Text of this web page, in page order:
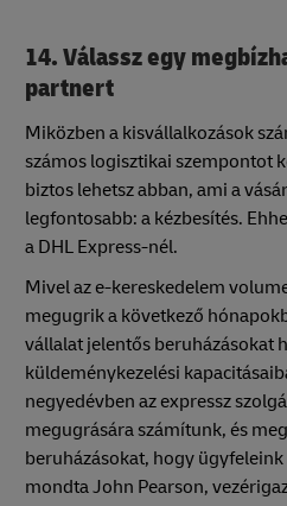
14. Válassz egy
partnert
Miközben a kisvállalkozások
számos logisztikai szempontot
biztos lehetsz abban, ami a
legfontosabb: a kézbesítés.
a DHL Express-nél.
Mivel az e-kereskedelem
megugrik a következő
vállalat jelentős beruházásokat
küldeménykezelési
negyedévben az expressz
megugrására számítunk, és
beruházásokat, hogy ügyfeleink
mondta John Pearson,